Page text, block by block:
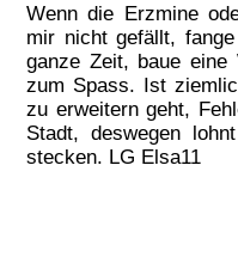
Wenn die Erzmine
mir nicht gefällt,
ganze Zeit, baue
zum Spass. Ist
zu erweitern geht,
Stadt, deswegen
stecken. LG Elsa11